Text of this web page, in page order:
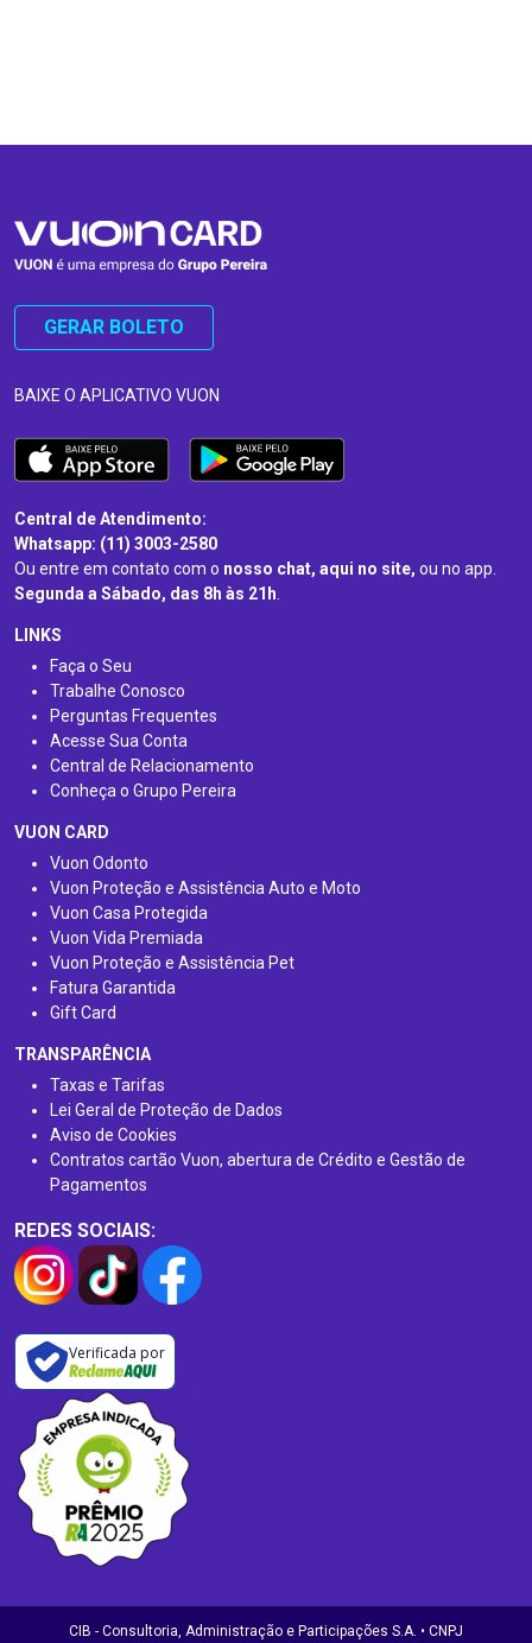
GERAR BOLETO
BAIXE O APLICATIVO VUON
Central de Atendimento:
Whatsapp: (11) 3003-2580
Ou entre em contato com o nosso chat, aqui no site, ou no app.
Segunda a Sábado, das 8h às 21h.
LINKS
Faça o Seu
Trabalhe Conosco
Perguntas Frequentes
Acesse Sua Conta
Central de Relacionamento
Conheça o Grupo Pereira
VUON CARD
Vuon Odonto
Vuon Proteção e Assistência Auto e Moto
Vuon Casa Protegida
Vuon Vida Premiada
Vuon Proteção e Assistência Pet
Fatura Garantida
Gift Card
TRANSPARÊNCIA
Taxas e Tarifas
Lei Geral de Proteção de Dados
Aviso de Cookies
Contratos cartão Vuon, abertura de Crédito e Gestão de
Pagamentos
REDES SOCIAIS:
Verificada por
CIB - Consultoria, Administração e Participações S.A. • CNPJ